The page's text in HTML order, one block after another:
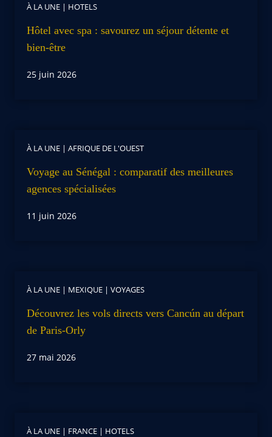
À LA UNE | HOTELS
Hôtel avec spa : savourez un séjour détente et
bien-être
25 juin 2026
À LA UNE | AFRIQUE DE L'OUEST
Voyage au Sénégal : comparatif des meilleures
agences spécialisées
11 juin 2026
À LA UNE | MEXIQUE | VOYAGES
Découvrez les vols directs vers Cancún au départ
de Paris-Orly
27 mai 2026
À LA UNE | FRANCE | HOTELS